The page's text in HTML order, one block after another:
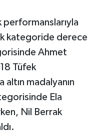
performanslarıyla
kategoride derece
Ahmet
Tüfek
altın madalyanın
Ela
Nil Berrak